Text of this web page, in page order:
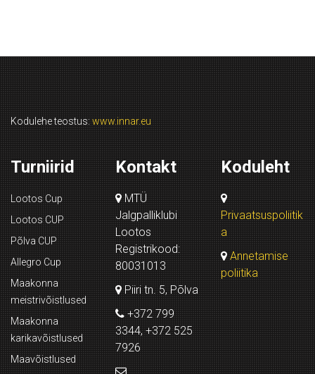
Kodulehe teostus: www.innar.eu
Turniirid
Lootos Cup
Lootos CUP
Põlva CUP
Allegro Cup
Maakonna
meistrivõistlused
Maakonna
karikavõistlused
Maavõistlused
Kontakt
MTÜ
Jalgpalliklubi
Lootos
Registrikood:
80031013
Piiri tn. 5, Põlva
+372 799
3344, +372 525
7926
Koduleht
Privaatsuspoliitik
a
Annetamise
poliitika